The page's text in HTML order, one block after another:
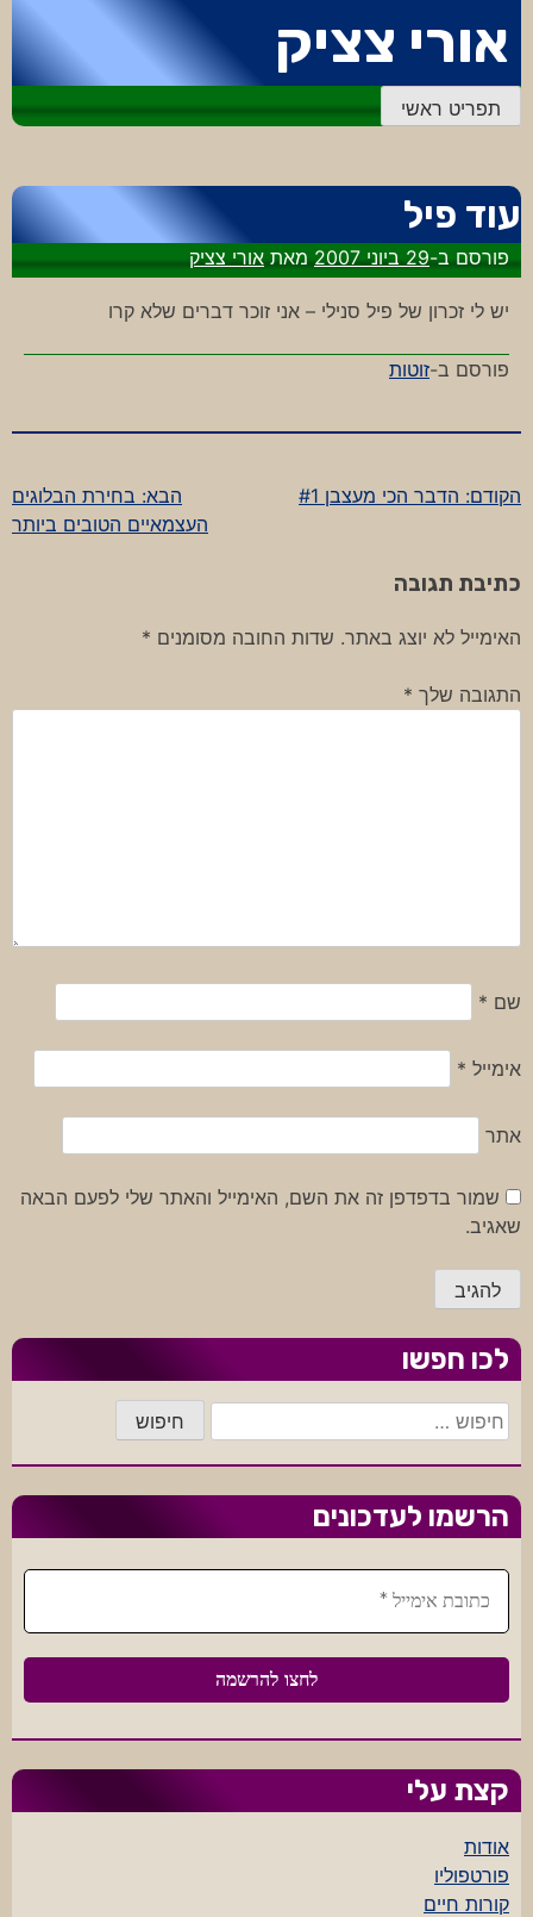
לתוכן
אורי צציק
תפריט ראשי
עוד פיל
פורסם ב-29 ביוני 2007 מאתאורי צציק
יש לי זכרון של פיל סנילי – אני זוכר דברים שלא קרו
פורסם ב-זוטות
ניווט
הקודם: הדבר הכי מעצבן #1 הבא: בחירת הבלוגים
העצמאיים הטובים ביותר
כתיבת תגובה
האימייל לא יוצג באתר. שדות החובה מסומנים *
התגובה שלך *
שם *
אימייל *
אתר
שמור בדפדפן זה את השם, האימייל והאתר שלי לפעם הבאה
שאגיב.
לכו חפשו
חיפוש:
הרשמו לעדכונים
קצת עלי
אודות
פורטפוליו
קורות חיים